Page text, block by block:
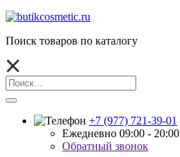
Поиск товаров по каталогу
+7 (977) 721-39-01
Ежедневно 09:00 - 20:00
Обратный звонок